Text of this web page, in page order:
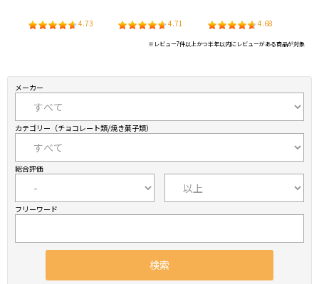
4.73 4.71 4.68
※レビュー7件以上かつ半年以内にレビューがある商品が対象
メーカー
カテゴリー（チョコレート類/焼き菓子類）
総合評価
フリーワード